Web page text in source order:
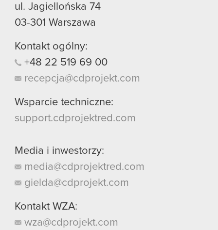
ul. Jagiellońska 74
03-301 Warszawa
Kontakt ogólny:
+48 22 519 69 00
recepcja@cdprojekt.com
Wsparcie techniczne:
support.cdprojektred.com
Media i inwestorzy:
media@cdprojektred.com
gielda@cdprojekt.com
Kontakt WZA:
wza@cdprojekt.com